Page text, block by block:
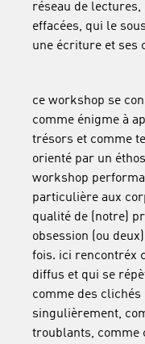
réseau de
effacées, qui le
une écriture et ses
ce workshop se
comme énigme à
trésors et comme
orienté par un
workshop
particulière aux
qualité de (notre)
obsession (ou
fois. ici rencontréx
diffus et qui se
comme des clichés
singulièrement,
troublants, comme